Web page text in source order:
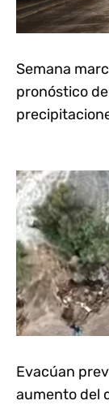
Semana
pronóstico
Evacúan
aumento del